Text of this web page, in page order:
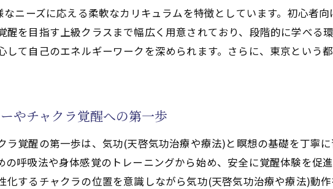
化するチャクラ覚醒と自律神経のバランス改善
気功治療や療法)の効果と実践体験
療や療法で活性化するチャクラ覚醒の効果
化するクンダリニー覚醒が与える自己成長の影響
化するチャクラ覚醒で得られる心身のメリット
効果の実際
ニーズに応える柔軟なカリキュラムを特徴としています。初心者
を目指す上級クラスまで幅広く用意されており、段階的に学べる
て自己のエネルギーワークを深められます。さらに、東京という
やチャクラ覚醒への第一歩
覚醒の第一歩は、気功(天啓気功治療や療法)と瞑想の基礎を丁寧
呼吸法や身体感覚のトレーニングから始め、安全に覚醒体験を促
するチャクラの位置を意識しながら気功(天啓気功治療や療法)動